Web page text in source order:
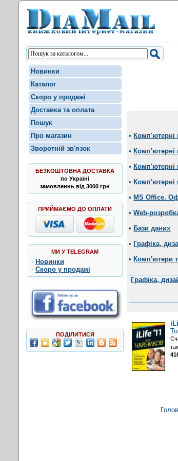
Новинки
Каталог
Скоро у продажі
Доставка та оплата
Пошук
Про магазин
Зворотній зв'язок
БЕЗКОШТОВНА ДОСТАВКА
по Україні
замовленнь від 3000 грн
ПРИЙМАЄМО ДО ОПЛАТИ
МИ У TELEGRAM
- Новинки
- Скоро у продажі
ПОДІЛИТИСЯ
• Комп'ютерні
• Комп'ютерні
• Комп'ютерні
• Комп'ютерні
• MS Office.
• Web-
• Бази даних
• Графіка,
• Комп'ютери
Графіка,